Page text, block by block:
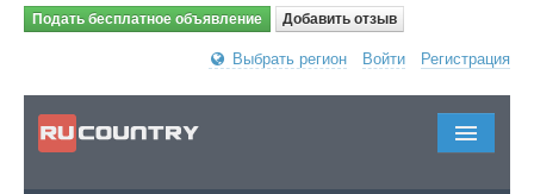
Подать бесплатное объявление Добавить отзыв
Выбрать регион Войти Регистрация